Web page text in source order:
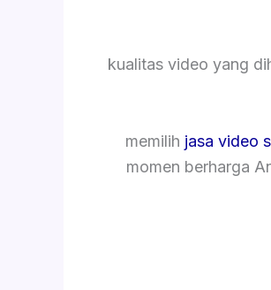
kualitas video yang
memilih jasa video
momen berharga